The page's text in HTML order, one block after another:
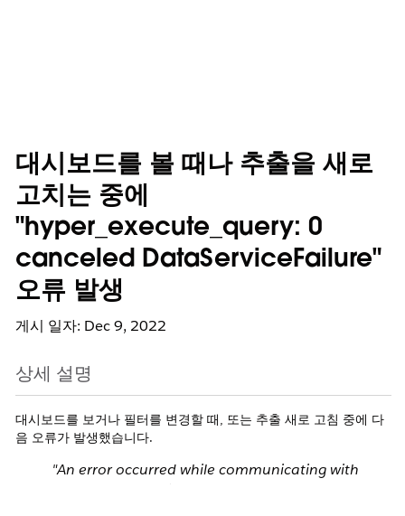
대시보드를 볼 때나 추출을 새로
고치는 중에
"hyper_execute_query: 0
canceled DataServiceFailure"
오류 발생
게시 일자: Dec 9, 2022
상세 설명
대시보드를 보거나 필터를 변경할 때, 또는 추출 새로 고침 중에 다
음 오류가 발생했습니다.
"An error occurred while communicating with